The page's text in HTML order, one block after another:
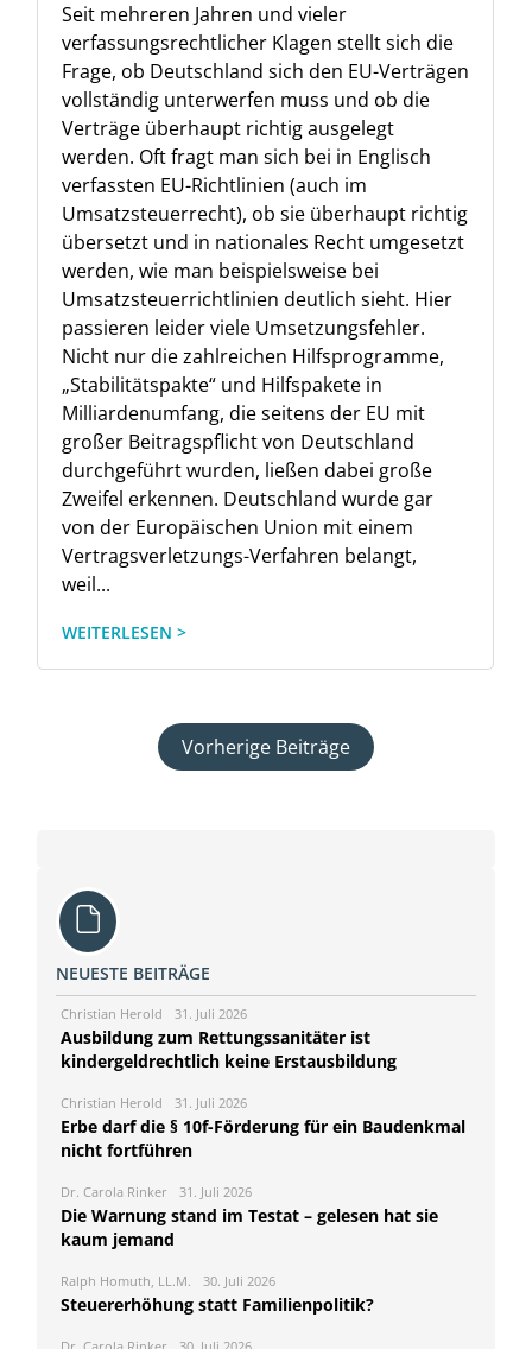
Seit mehreren Jahren und vieler
verfassungsrechtlicher Klagen stellt sich die
Frage, ob Deutschland sich den EU-Verträgen
vollständig unterwerfen muss und ob die
Verträge überhaupt richtig ausgelegt
werden. Oft fragt man sich bei in Englisch
verfassten EU-Richtlinien (auch im
Umsatzsteuerrecht), ob sie überhaupt richtig
übersetzt und in nationales Recht umgesetzt
werden, wie man beispielsweise bei
Umsatzsteuerrichtlinien deutlich sieht. Hier
passieren leider viele Umsetzungsfehler.
Nicht nur die zahlreichen Hilfsprogramme,
„Stabilitätspakte“ und Hilfspakete in
Milliardenumfang, die seitens der EU mit
großer Beitragspflicht von Deutschland
durchgeführt wurden, ließen dabei große
Zweifel erkennen. Deutschland wurde gar
von der Europäischen Union mit einem
Vertragsverletzungs-Verfahren belangt,
weil...
WEITERLESEN >
Vorherige Beiträge
NEUESTE BEITRÄGE
Christian Herold 31. Juli 2026
Ausbildung zum Rettungssanitäter ist
kindergeldrechtlich keine Erstausbildung
Christian Herold 31. Juli 2026
Erbe darf die § 10f-Förderung für ein Baudenkmal
nicht fortführen
Dr. Carola Rinker 31. Juli 2026
Die Warnung stand im Testat – gelesen hat sie
kaum jemand
Ralph Homuth, LL.M. 30. Juli 2026
Steuererhöhung statt Familienpolitik?